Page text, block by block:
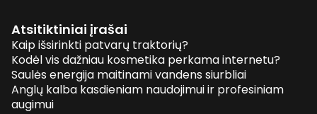
Atsitiktiniai įrašai
Kaip išsirinkti patvarų traktorių?
Kodėl vis dažniau kosmetika perkama internetu?
Saulės energija maitinami vandens siurbliai
Anglų kalba kasdieniam naudojimui ir profesiniam
augimui